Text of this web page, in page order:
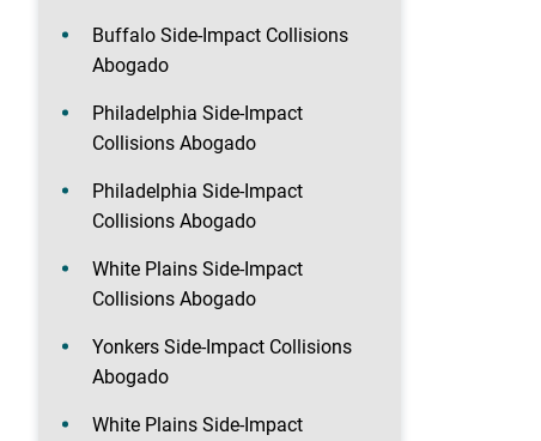
Buffalo Side-Impact Collisions
Abogado
Philadelphia Side-Impact
Collisions Abogado
Philadelphia Side-Impact
Collisions Abogado
White Plains Side-Impact
Collisions Abogado
Yonkers Side-Impact Collisions
Abogado
White Plains Side-Impact